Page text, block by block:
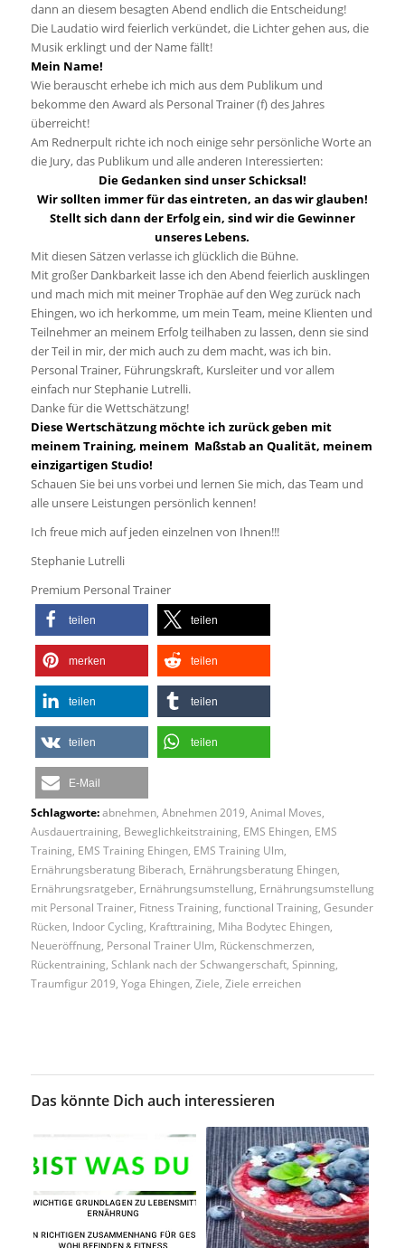
dann an diesem besagten Abend endlich die Entscheidung!
Die Laudatio wird feierlich verkündet, die Lichter gehen aus, die
Musik erklingt und der Name fällt!
Mein Name!
Wie berauscht erhebe ich mich aus dem Publikum und
bekomme den Award als Personal Trainer (f) des Jahres
überreicht!
Am Rednerpult richte ich noch einige sehr persönliche Worte an
die Jury, das Publikum und alle anderen Interessierten:
Die Gedanken sind unser Schicksal!
Wir sollten immer für das eintreten, an das wir glauben!
Stellt sich dann der Erfolg ein, sind wir die Gewinner
unseres Lebens.
Mit diesen Sätzen verlasse ich glücklich die Bühne.
Mit großer Dankbarkeit lasse ich den Abend feierlich ausklingen
und mach mich mit meiner Trophäe auf den Weg zurück nach
Ehingen, wo ich herkomme, um mein Team, meine Klienten und
Teilnehmer an meinem Erfolg teilhaben zu lassen, denn sie sind
der Teil in mir, der mich auch zu dem macht, was ich bin.
Personal Trainer, Führungskraft, Kursleiter und vor allem
einfach nur Stephanie Lutrelli.
Danke für die Wettschätzung!
Diese Wertschätzung möchte ich zurück geben mit
meinem Training, meinem Maßstab an Qualität, meinem
einzigartigen Studio!
Schauen Sie bei uns vorbei und lernen Sie mich, das Team und
alle unsere Leistungen persönlich kennen!
Ich freue mich auf jeden einzelnen von Ihnen!!!
Stephanie Lutrelli
Premium Personal Trainer
teilen teilen
merken teilen
teilen teilen
teilen teilen
E-Mail
Schlagworte: abnehmen, Abnehmen 2019, Animal Moves,
Ausdauertraining, Beweglichkeitstraining, EMS Ehingen, EMS
Training, EMS Training Ehingen, EMS Training Ulm,
Ernährungsberatung Biberach, Ernährungsberatung Ehingen,
Ernährungsratgeber, Ernährungsumstellung, Ernährungsumstellung
mit Personal Trainer, Fitness Training, functional Training, Gesunder
Rücken, Indoor Cycling, Krafttraining, Miha Bodytec Ehingen,
Neueröffnung, Personal Trainer Ulm, Rückenschmerzen,
Rückentraining, Schlank nach der Schwangerschaft, Spinning,
Traumfigur 2019, Yoga Ehingen, Ziele, Ziele erreichen
Das könnte Dich auch interessieren